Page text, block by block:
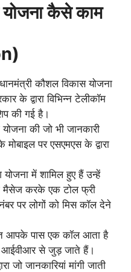
कैसे काम
कौशल विकास योजना
के द्वारा विभिन्न टेलीकॉम
की गई है।
योजना की जो भी जानकारी
मोबाइल पर एसएमएस के द्वारा
में शामिल हुए हैं उन्हें
मैसेज करके एक टोल फ्री
पर लोगों को मिस कॉल देने
आपके पास एक कॉल आता है
आईवीआर से जुड़ जाते हैं।
जो जानकारियां मांगी जाती